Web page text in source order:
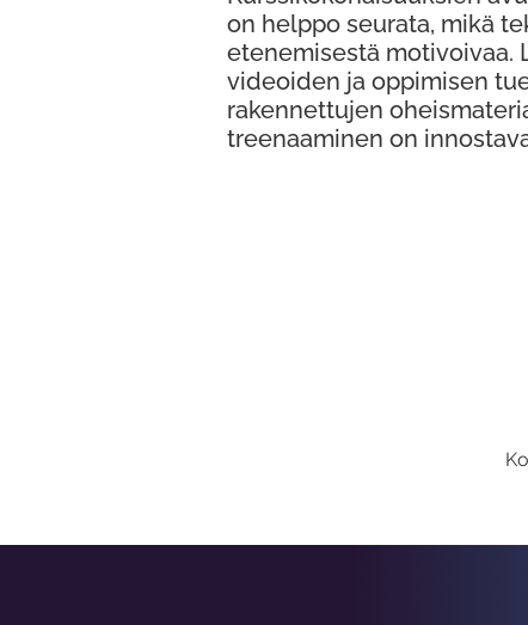
on helppo seurata, mikä
etenemisestä motivoivaa.
videoiden ja oppimisen
rakennettujen
treenaaminen on